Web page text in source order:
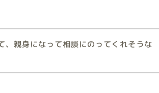
、親身になって相談にのってくれそうな